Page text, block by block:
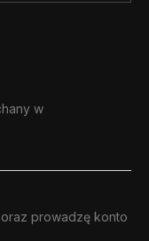
w
prowadzę konto